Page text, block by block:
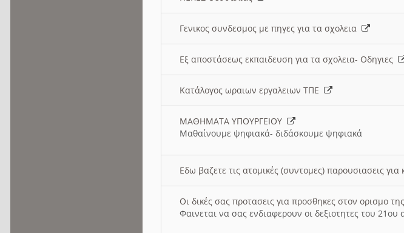
Γενικος συνδεσμος με πηγες για τα σχολεια
Εξ αποστάσεως εκπαιδευση για τα σχολεια- Οδηγιες
Κατάλογος ωραιων εργαλειων ΤΠΕ
ΜΑΘΗΜΑΤΑ ΥΠΟΥΡΓΕΙΟΥ
Μαθαίνουμε ψηφιακά- διδάσκουμε ψηφιακά
Εδω βαζετε τις ατομικές (συντομες) παρουσιασεις
Οι δικές σας προτασεις για προσθηκες στον ορισμο
Φαινεται να σας ενδιαφερουν οι δεξιοτητες του 21ου